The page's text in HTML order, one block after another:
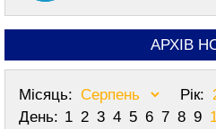
АРХІВ
Місяць:
Рік:
День: 1 2 3 4 5 6 7 8 9